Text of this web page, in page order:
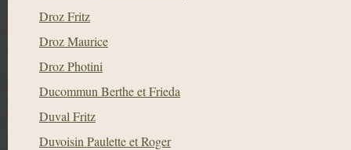
Droz Fritz
Droz Maurice
Droz Photini
Ducommun Berthe et Frieda
Duval Fritz
Duvoisin Paulette et Roger